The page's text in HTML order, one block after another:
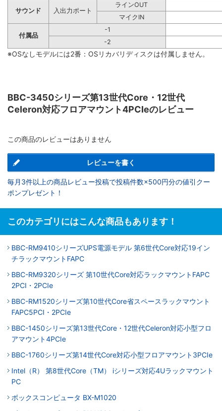
サウンド 入出力ポート
ラインOUT
マイクIN
付属品
-1
-2
※OSなしモデルには2番：OSリカバリディスクは付属しません。
BBC-3450シリーズ第13世代Core・12世代
Celeron対応フロアマウント4PCIeのレビュー
この商品のレビューはありません
レビューを書く
毎月3件以上の商品レビュー投稿で投稿件数×500円分の値引クー
ポンプレゼント！
このカテゴリにはこんな商品もあります！
BBC-RM9410シリーズUPS電源モデル 第6世代Core対応19イン
チラックマウントFAPC
BBC-RM9320シリーズ 第10世代Core対応ラックマウントFAPC
2PCI・2PCIe
BBC-RM1520シリーズ第10世代Core省スペースラックマウント
FAPC5PCI・2PCIe
BBC-1450シリーズ第13世代Core・12世代Celeron対応小型フロ
アマウント4PCIe
BBC-1760シリーズ第14世代Core対応小型フロアマウント3PCIe
Intel（R） 第8世代Core（TM） iシリーズ対応4Uラックマウント
PC
ボックスコンピュータ BX-M1020